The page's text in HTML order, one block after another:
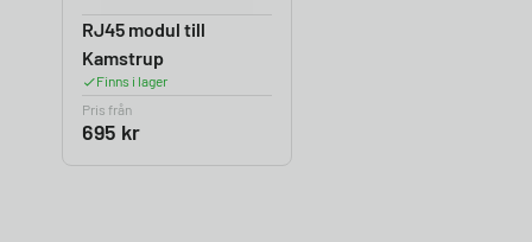
RJ45 modul till
Kamstrup
Finns i lager
Pris från
695 kr